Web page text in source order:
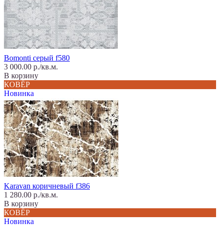
Bomonti серый f580
3 000.00 р./кв.м.
В корзину
КОВЁР
Новинка
Karavan коричневый f386
1 280.00 р./кв.м.
В корзину
КОВЁР
Новинка